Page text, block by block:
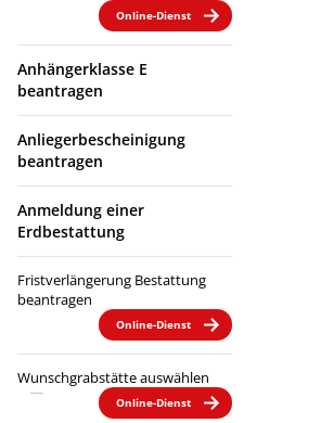
Online-Dienst
Anhängerklasse E
beantragen
Anliegerbescheinigung
beantragen
Anmeldung einer
Erdbestattung
Fristverlängerung Bestattung
beantragen
Online-Dienst
Wunschgrabstätte auswählen
Online-Dienst